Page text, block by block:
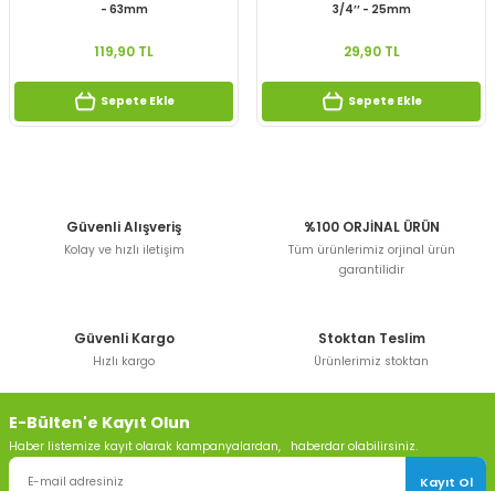
- 63mm
119,90 TL
Sepete Ekle
3/4’’ - 25mm
29,90 TL
Sepete Ekle
Güvenli Alışveriş
Kolay ve hızlı iletişim
%100 ORJİNAL ÜRÜN
Tüm ürünlerimiz orjinal ürün
garantilidir
Güvenli Kargo
Hızlı kargo
Stoktan Teslim
Ürünlerimiz stoktan
E-Bülten'e Kayıt Olun
Haber listemize kayıt olarak kampanyalardan, haberdar olabilirsiniz.
Kayıt Ol